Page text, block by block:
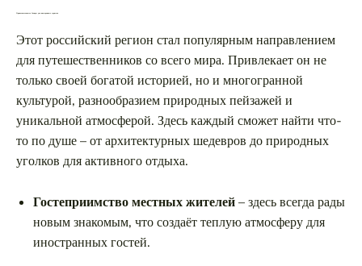
Привлекательность Самары для иностранных туристов
Этот российский регион стал популярным направлением
для путешественников со всего мира. Привлекает он не
только своей богатой историей, но и многогранной
культурой, разнообразием природных пейзажей и
уникальной атмосферой. Здесь каждый сможет найти что-
то по душе – от архитектурных шедевров до природных
уголков для активного отдыха.
Гостеприимство местных жителей– здесь всегда рады
новым знакомым, что создаёт теплую атмосферу для
иностранных гостей.